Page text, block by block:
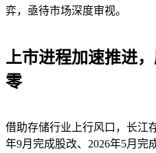
弈，亟待市场深度审视。
上市进程加速推进
零
借助存储行业上行风口，长江
年9月完成股改、2026年5月完